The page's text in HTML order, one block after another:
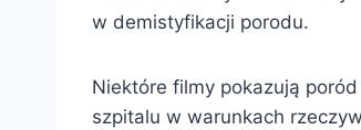
w demistyfikacji porodu.
Niektóre filmy pokazują
szpitalu w warunkach